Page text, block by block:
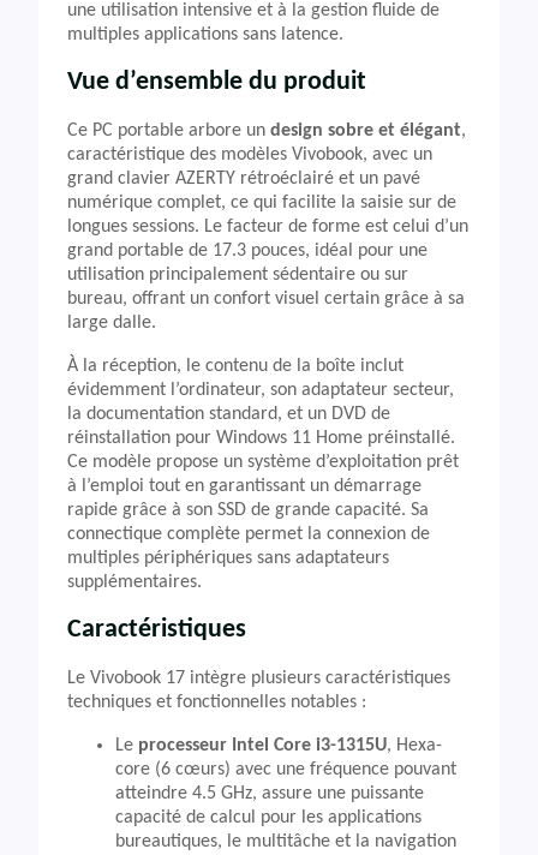
une utilisation intensive et à la gestion fluide de
multiples applications sans latence.
Vue d’ensemble du produit
Ce PC portable arbore un design sobre et élégant,
caractéristique des modèles Vivobook, avec un
grand clavier AZERTY rétroéclairé et un pavé
numérique complet, ce qui facilite la saisie sur de
longues sessions. Le facteur de forme est celui d’un
grand portable de 17.3 pouces, idéal pour une
utilisation principalement sédentaire ou sur
bureau, offrant un confort visuel certain grâce à sa
large dalle.
À la réception, le contenu de la boîte inclut
évidemment l’ordinateur, son adaptateur secteur,
la documentation standard, et un DVD de
réinstallation pour Windows 11 Home préinstallé.
Ce modèle propose un système d’exploitation prêt
à l’emploi tout en garantissant un démarrage
rapide grâce à son SSD de grande capacité. Sa
connectique complète permet la connexion de
multiples périphériques sans adaptateurs
supplémentaires.
Caractéristiques
Le Vivobook 17 intègre plusieurs caractéristiques
techniques et fonctionnelles notables :
Le processeur Intel Core i3-1315U, Hexa-
core (6 cœurs) avec une fréquence pouvant
atteindre 4.5 GHz, assure une puissante
capacité de calcul pour les applications
bureautiques, le multitâche et la navigation